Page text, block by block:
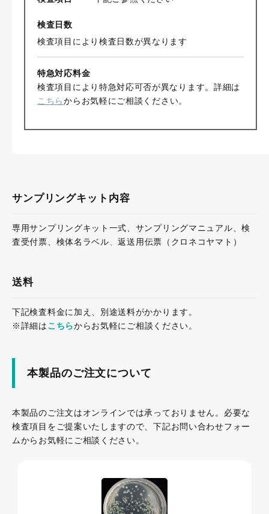
検査日数
検査項目により検査日数が異なります
特急対応料金
検査項目により特急対応可否が異なります。詳細は
こちらからお気軽にご相談ください。
サンプリングキット内容
専用サンプリングキット一式、サンプリングマニュアル、検
査受付票、検体名ラベル 、返送用伝票（クロネコヤマト）
送料
下記検査料金に加え、別途送料がかかります。
※詳細はこちらからお気軽にご相談ください。
本製品のご注文について
本製品のご注文はオンラインでは承っておりません。必要な
検査項目をご提案いたしますので、下記お問い合わせフォー
ムからお気軽にご相談ください。